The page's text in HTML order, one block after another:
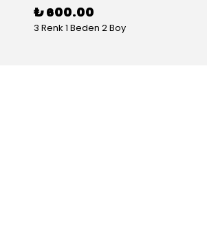
₺ 600.00
3 Renk 1 Beden 2 Boy